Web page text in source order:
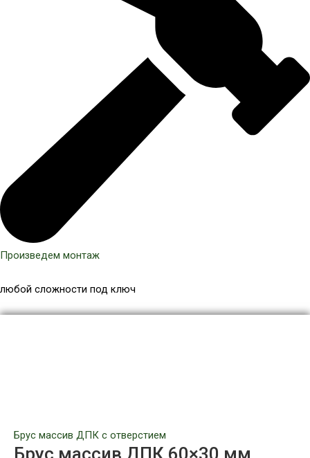
Произведем монтаж
любой сложности под ключ
Брус массив ДПК с отверстием
Брус массив ДПК 60×30 мм,
цвет
Терракот